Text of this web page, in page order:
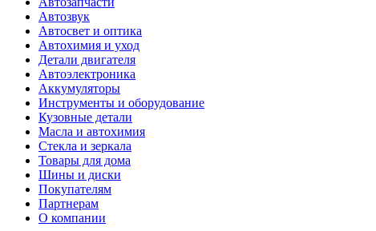
Автозвук
Автосвет и оптика
Автохимия и уход
Детали двигателя
Автоэлектроника
Аккумуляторы
Инструменты и оборудование
Кузовные детали
Масла и автохимия
Стекла и зеркала
Товары для дома
Шины и диски
Покупателям
Партнерам
О компании